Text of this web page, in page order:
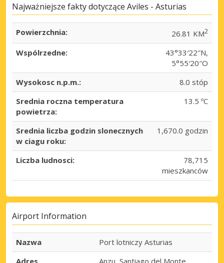
Najważniejsze fakty dotyczące Aviles - Asturias
Powierzchnia: 26.81 KM2
Wspólrzedne:
43°33′22″N,
5°55′20″O
Wysokosc n.p.m.:
8.0 stóp
Srednia roczna temperatura
powietrza:
13.5 ºC
Srednia liczba godzin slonecznych
w ciagu roku:
1,670.0 godzin
Liczba ludnosci:
78,715
mieszkanców
Airport Information
Nazwa
Port lotniczy Asturias
Adres
Anzu, Santiago del Monte,